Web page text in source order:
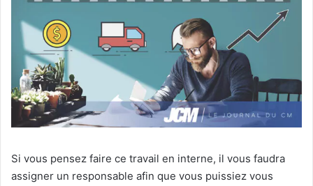
Si vous pensez faire ce travail en interne, il vous faudra
assigner un responsable afin que vous puissiez vous